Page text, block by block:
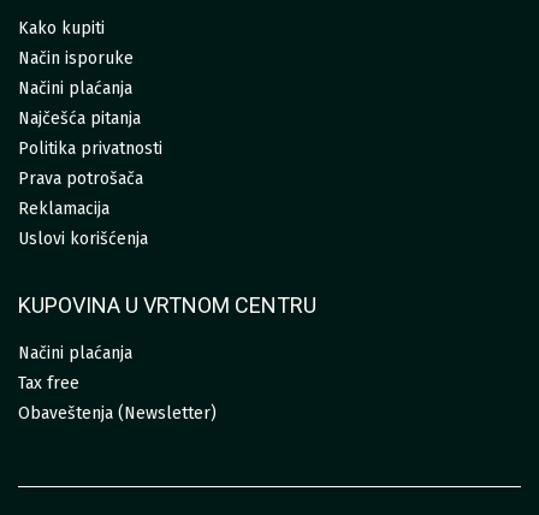
Kako kupiti
Način isporuke
Načini plaćanja
Najčešća pitanja
Politika privatnosti
Prava potrošača
Reklamacija
Uslovi korišćenja
KUPOVINA U VRTNOM CENTRU
Načini plaćanja
Tax free
Obaveštenja (Newsletter)